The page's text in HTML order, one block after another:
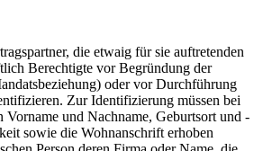
die etwaig für sie auftretenden
Berechtigte vor Begründung der
oder vor Durchführung
Zur Identifizierung müssen bei
Vorname und Nachname, Geburtsort und -
sowie die Wohnanschrift erhoben